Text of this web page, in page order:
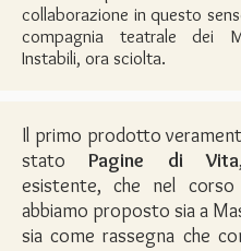
collaborazione in questo
compagnia teatrale dei
Instabili, ora sciolta.​
Il primo prodotto
statoPagine di Vita
esistente, che nel corso
abbiamo proposto sia a
sia come rassegna che